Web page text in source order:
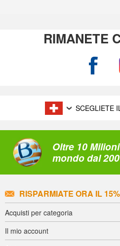
RIMANETE
SCEGLIETE
Oltre 10
mondo dal
RISPARMIATE ORA IL 15%
Acquisti per categoria
Il mio account